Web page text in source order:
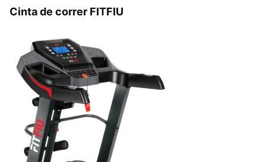
Cinta de correr FITFIU